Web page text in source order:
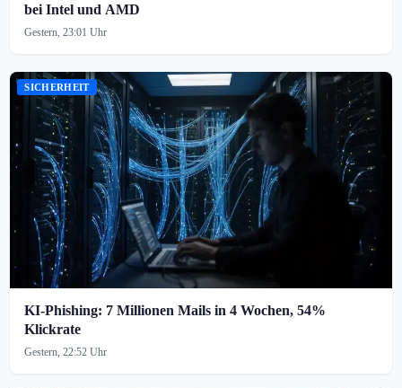
bei Intel und AMD
Gestern, 23:01 Uhr
SICHERHEIT
KI-Phishing: 7 Millionen Mails in 4 Wochen, 54%
Klickrate
Gestern, 22:52 Uhr